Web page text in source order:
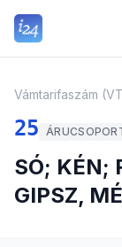
Vámtarifaszám
25
SÓ; KÉN;
GIPSZ,